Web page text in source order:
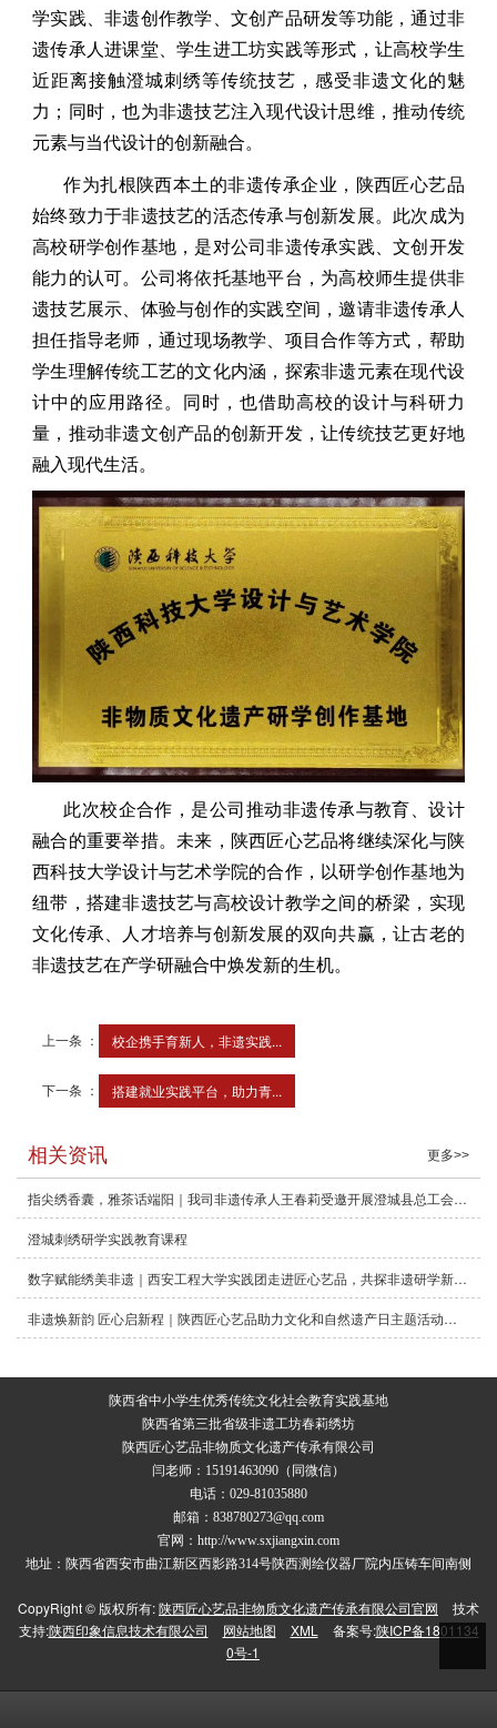
学实践、非遗创作教学、文创产品研发等功能，通过非
遗传承人进课堂、学生进工坊实践等形式，让高校学生
近距离接触澄城刺绣等传统技艺，感受非遗文化的魅
力；同时，也为非遗技艺注入现代设计思维，推动传统
元素与当代设计的创新融合。
作为扎根陕西本土的非遗传承企业，陕西匠心艺品
始终致力于非遗技艺的活态传承与创新发展。此次成为
高校研学创作基地，是对公司非遗传承实践、文创开发
能力的认可。公司将依托基地平台，为高校师生提供非
遗技艺展示、体验与创作的实践空间，邀请非遗传承人
担任指导老师，通过现场教学、项目合作等方式，帮助
学生理解传统工艺的文化内涵，探索非遗元素在现代设
计中的应用路径。同时，也借助高校的设计与科研力
量，推动非遗文创产品的创新开发，让传统技艺更好地
融入现代生活。
此次校企合作，是公司推动非遗传承与教育、设计
融合的重要举措。未来，陕西匠心艺品将继续深化与陕
西科技大学设计与艺术学院的合作，以研学创作基地为
纽带，搭建非遗技艺与高校设计教学之间的桥梁，实现
文化传承、人才培养与创新发展的双向共赢，让古老的
非遗技艺在产学研融合中焕发新的生机。
上一条 ： 校企携手育新人，非遗实践...
下一条 ： 搭建就业实践平台，助力青...
相关资讯 更多>>
指尖绣香囊，雅茶话端阳｜我司非遗传承人王春莉受邀开展澄城县总工会端午古法香囊与茶文化主题体验活动
澄城刺绣研学实践教育课程
数字赋能绣美非遗｜西安工程大学实践团走进匠心艺品，共探非遗研学新路径！
非遗焕新韵 匠心启新程｜陕西匠心艺品助力文化和自然遗产日主题活动圆满启动
陕西省中小学生优秀传统文化社会教育实践基地
陕西省第三批省级非遗工坊春莉绣坊
陕西匠心艺品非物质文化遗产传承有限公司
闫老师：15191463090（同微信）
电话：029-81035880
邮箱：838780273@qq.com
官网：http://www.sxjiangxin.com
地址：陕西省西安市曲江新区西影路314号陕西测绘仪器厂院内压铸车间南侧
CopyRight © 版权所有:陕西匠心艺品非物质文化遗产传承有限公司官网
技术
支持:陕西印象信息技术有限公司 网站地图 XML 备案号:陕ICP备1801134
0号-1